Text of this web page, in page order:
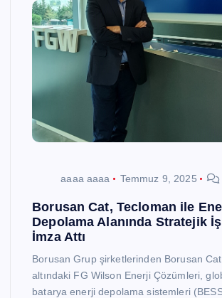
aaaa aaaa Temmuz 9, 2025
Borusan Cat, Tecloman ile
Depolama Alanında Stratejik
İmza Attı
Borusan Grup şirketlerinden Borusan Cat
altındaki FG Wilson Enerji Çözümleri,
batarya enerji depolama sistemleri